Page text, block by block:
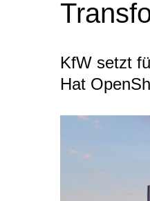
KfW setzt
Hat